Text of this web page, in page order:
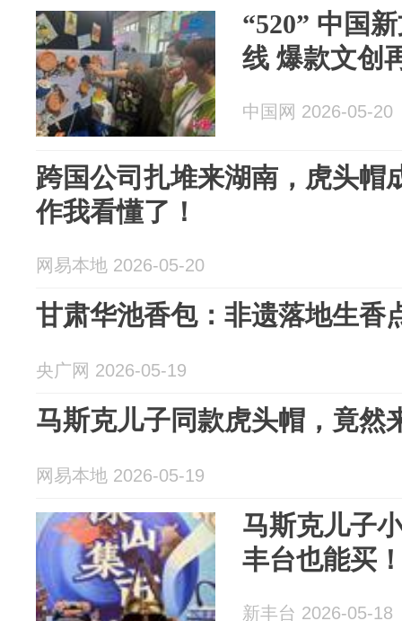
“520” 中国
线 爆款文创
中国网 2026-05-20
跨国公司扎堆来湖南，虎头帽
作我看懂了！
网易本地 2026-05-20
甘肃华池香包：非遗落地生香
央广网 2026-05-19
马斯克儿子同款虎头帽，竟然
网易本地 2026-05-19
马斯克儿子
丰台也能买
新丰台 2026-05-18